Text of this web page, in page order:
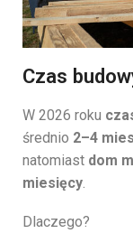
Czas
W 2026 roku
średnio 2–4
natomiast dom
miesięcy
Dlaczego?